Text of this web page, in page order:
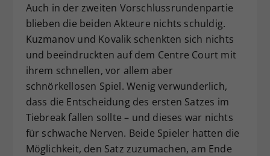
Auch in der zweiten Vorschlussrundenpartie
blieben die beiden Akteure nichts schuldig.
Kuzmanov und Kovalik schenkten sich nichts
und beeindruckten auf dem Centre Court mit
ihrem schnellen, vor allem aber
schnörkellosen Spiel. Wenig verwunderlich,
dass die Entscheidung des ersten Satzes im
Tiebreak fallen sollte – und dieses war nichts
für schwache Nerven. Beide Spieler hatten die
Möglichkeit, den Satz zuzumachen, am Ende